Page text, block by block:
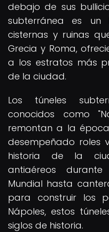
debajo de sus
subterránea es un
cisternas y ruinas
Grecia y Roma,
a los estratos más
de la ciudad.
Los túneles
conocidos como
remontan a la
desempeñado roles
historia de la
antiaéreos
Mundial hasta
para construir los
Nápoles, estos
siglos de historia.